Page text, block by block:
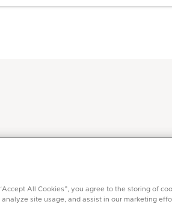
All Cookies”, you agree to the storing of
analyze site usage, and assist in our marketing